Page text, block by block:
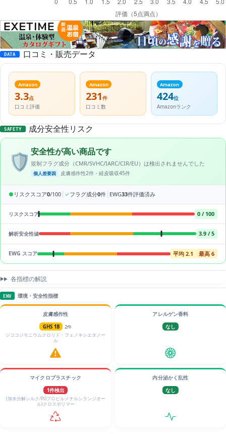
DATA 口コミ・販売データ
Amazon
3.3点
口コミ評価
Amazon
231件
口コミ数
Amazon
424位
Amazonランク
SAFETY 成分安全性リスク
🛡️安全性が高い商品です
規制フラグ成分（CMR/SVHC/IARC/CIR/EU）は検出されませんでした
個人差要因 皮膚感作性2件・経皮吸収45件
● リスクスコア0/100 | ✓フラグ成分0件 | EWG33件評価済み
リスクスコア 0 / 100
解析安全性値 3.9 / 5
EWG スコア 平均 2.1 最高 6
各指標の解説
ENV 環境・安全性指標
皮膚感作性
GHS 1B
2件
ジココジモニウムクロリド・フェノキシエタノー
ル
アレルゲン香料
なし
マイクロプラスチック
1件検出
(加水分解シルク/PGプロピルメチルシランジオー
ル)クロスポリマー
内分泌かく乱性
なし